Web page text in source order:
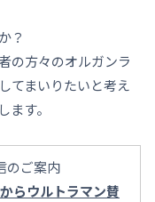
？
の方々のオルガンラ
てまいりたいと考え
す。
のご案内
らウルトラマン賛